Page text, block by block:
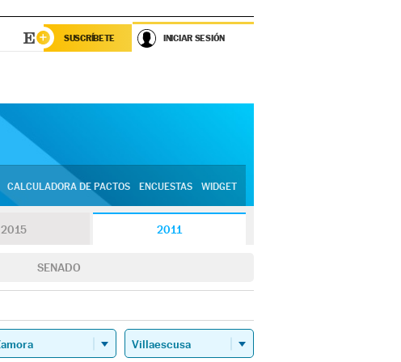
SUSCRÍBETE INICIAR SESIÓN
CALCULADORA DE PACTOS ENCUESTAS WIDGET
2015 2011
SENADO